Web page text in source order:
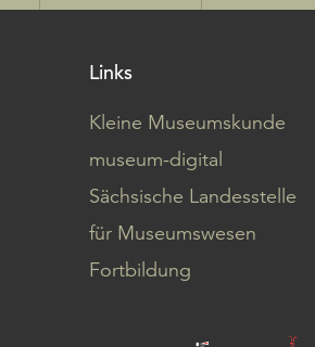
Links
Kleine Museumskunde
museum-digital
Sächsische Landesstelle
für Museumswesen
Fortbildung